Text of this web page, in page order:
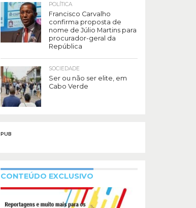
POLÍTICA
Francisco Carvalho
confirma proposta de
nome de Júlio Martins para
procurador-geral da
República
SOCIEDADE
Ser ou não ser elite, em
Cabo Verde
PUB
CONTEÚDO EXCLUSIVO